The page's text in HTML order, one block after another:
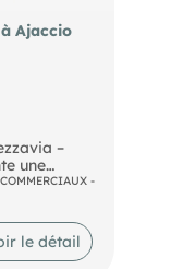
Ajaccio
–
une
et/ou
qualité
-
le détail